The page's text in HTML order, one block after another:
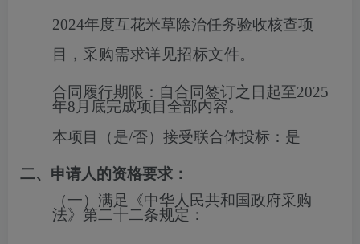
2024年度互花米草除治任务验收核查项
目， 采购需求详见招标文件。
合同履行期限： 自合同签订之日起至2025
年8月底完成项目全部内容。
本项目（是/否）接受联合体投标： 是
二、申请人的资格要求：
（一）满足《中华人民共和国政府采购
法》第二十二条规定：